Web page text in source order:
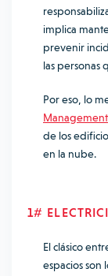
implica
prevenir
las personas
Por eso, lo
Management
de los
en la nube.
1#
El clásico
espacios son